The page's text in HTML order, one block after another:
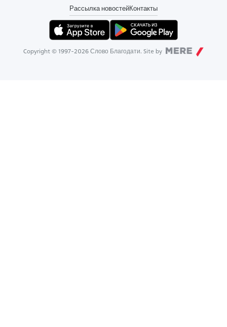
Рассылка новостейКонтакты
Copyright © 1997-2026 Слово Благодати. Site by